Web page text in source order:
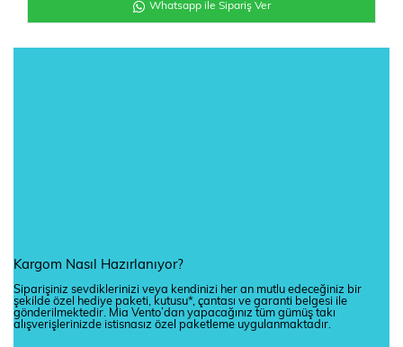
Whatsapp ile Sipariş Ver
Kargom Nasıl Hazırlanıyor?
Siparişiniz sevdiklerinizi veya kendinizi her an mutlu edeceğiniz bir
şekilde özel hediye paketi, kutusu*, çantası ve garanti belgesi ile
gönderilmektedir. Mia Vento’dan yapacağınız tüm gümüş takı
alışverişlerinizde istisnasız özel paketleme uygulanmaktadır.